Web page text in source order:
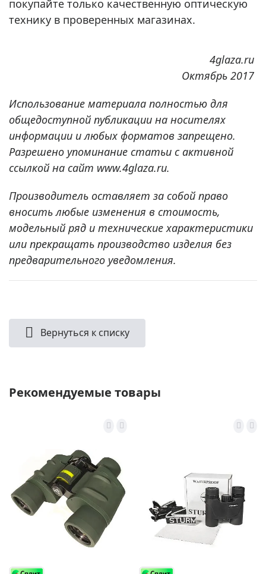
покупайте только качественную оптическую
технику в проверенных магазинах.
4glaza.ru
Октябрь 2017
Использование материала полностью для
общедоступной публикации на носителях
информации и любых форматов запрещено.
Разрешено упоминание статьи с активной
ссылкой на сайт www.4glaza.ru.
Производитель оставляет за собой право
вносить любые изменения в стоимость,
модельный ряд и технические характеристики
или прекращать производство изделия без
предварительного уведомления.
Вернуться к списку
Рекомендуемые товары